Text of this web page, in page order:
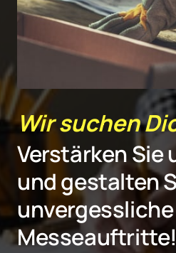
Wir suchen
Verstärken Sie
und gestalten
unvergessliche
Messeauftritte!